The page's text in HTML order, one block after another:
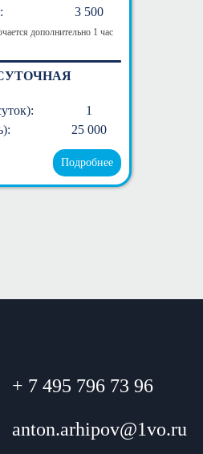
3 500
дополнительно 1 час
1
25 000
Подробнее
+ 7 495 796 73 96
anton.arhipov@1vo.ru